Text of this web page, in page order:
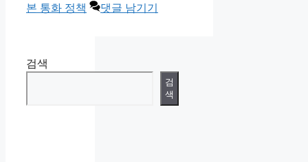
본 통화 정책
댓글 남기기
검색
검
색